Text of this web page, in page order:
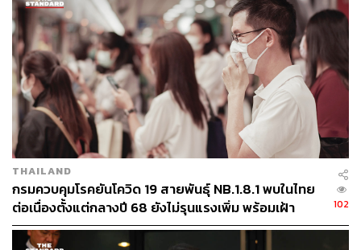
THAILAND
กรมควบคุมโรคยันโควิด 19 สายพันธุ์ NB.1.8.1 พบในไทย
ต่อเนื่องตั้งแต่กลางปี 68 ยังไม่รุนแรงเพิ่ม พร้อมเฝ้า
ระวัง-ติดตามใกล้ชิด
102